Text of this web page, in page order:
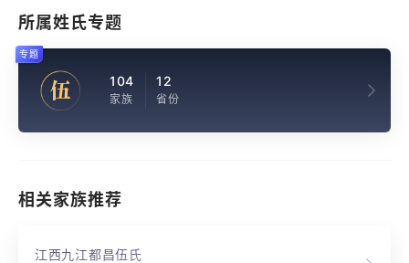
所属姓氏专题
伍 104
家族
12
省份
专题
相关家族推荐
江西九江都昌伍氏